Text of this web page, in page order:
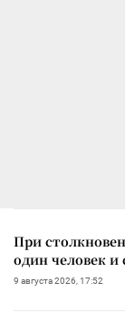
При
один человек и
9 августа 2026, 17:52